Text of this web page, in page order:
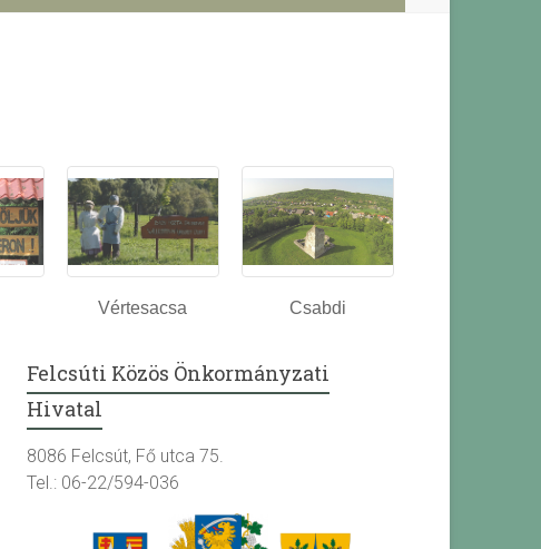
Vértesacsa Csabdi
Felcsúti Közös Önkormányzati
Hivatal
8086 Felcsút, Fő utca 75.
Tel.: 06-22/594-036